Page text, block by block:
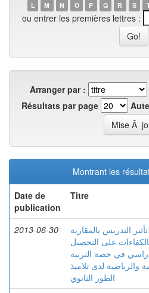
L
M N O P Q R S
ou entrer les premières lettres :
Arranger par :
Résultats par page
Montrant les
Date de
publication
Titre
2013-06-30
تأثير التدريس بالمقاربة
على التحصيل
في حصة التربية
والرياضية لدى تلاميذ
الطور الثانوي